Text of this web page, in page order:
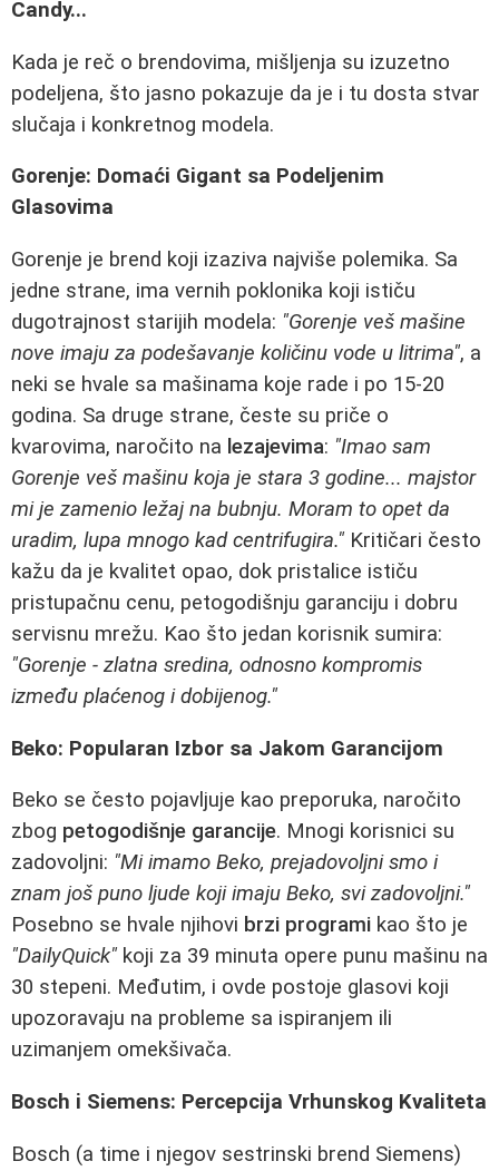
Candy...
Kada je reč o brendovima, mišljenja su izuzetno
podeljena, što jasno pokazuje da je i tu dosta stvar
slučaja i konkretnog modela.
Gorenje: Domaći Gigant sa Podeljenim
Glasovima
Gorenje je brend koji izaziva najviše polemika. Sa
jedne strane, ima vernih poklonika koji ističu
dugotrajnost starijih modela: "Gorenje veš mašine
nove imaju za podešavanje količinu vode u litrima", a
neki se hvale sa mašinama koje rade i po 15-20
godina. Sa druge strane, česte su priče o
kvarovima, naročito na lezajevima: "Imao sam
Gorenje veš mašinu koja je stara 3 godine... majstor
mi je zamenio ležaj na bubnju. Moram to opet da
uradim, lupa mnogo kad centrifugira." Kritičari često
kažu da je kvalitet opao, dok pristalice ističu
pristupačnu cenu, petogodišnju garanciju i dobru
servisnu mrežu. Kao što jedan korisnik sumira:
"Gorenje - zlatna sredina, odnosno kompromis
između plaćenog i dobijenog."
Beko: Popularan Izbor sa Jakom Garancijom
Beko se često pojavljuje kao preporuka, naročito
zbog petogodišnje garancije. Mnogi korisnici su
zadovoljni: "Mi imamo Beko, prejadovoljni smo i
znam još puno ljude koji imaju Beko, svi zadovoljni."
Posebno se hvale njihovi brzi programi kao što je
"DailyQuick" koji za 39 minuta opere punu mašinu na
30 stepeni. Međutim, i ovde postoje glasovi koji
upozoravaju na probleme sa ispiranjem ili
uzimanjem omekšivača.
Bosch i Siemens: Percepcija Vrhunskog Kvaliteta
Bosch (a time i njegov sestrinski brend Siemens)